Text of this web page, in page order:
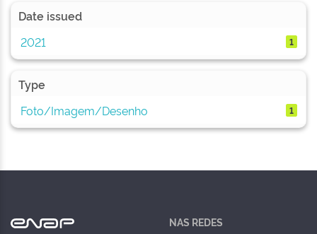
Date issued
2021
1
Type
Foto/Imagem/Desenho
1
NAS REDES